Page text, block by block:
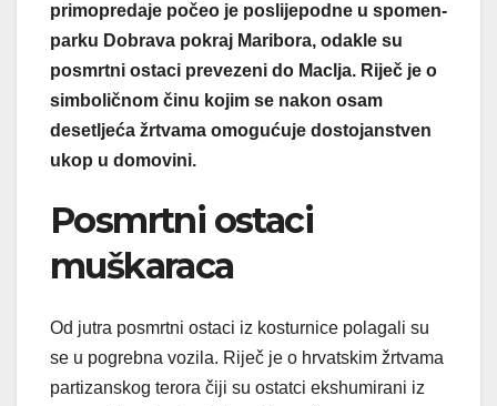
primopredaje počeo je poslijepodne u spomen-
parku Dobrava pokraj Maribora, odakle su
posmrtni ostaci prevezeni do Maclja. Riječ je o
simboličnom činu kojim se nakon osam
desetljeća žrtvama omogućuje dostojanstven
ukop u domovini.
Posmrtni ostaci
muškaraca
Od jutra posmrtni ostaci iz kosturnice polagali su
se u pogrebna vozila. Riječ je o hrvatskim žrtvama
partizanskog terora čiji su ostatci ekshumirani iz